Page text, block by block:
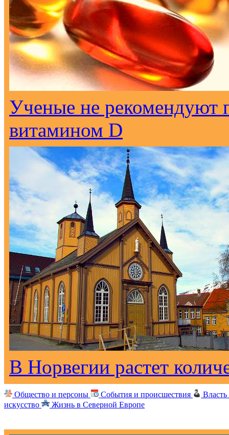
Ученые не рекомендуют
витамином D
В Норвегии растет
Общество и персоны События и происшествия
искусство
Жизнь в Северной Европе